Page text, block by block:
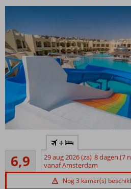
sprookje!
Direct aan
6,9Ruim voldoende
49
beoordelingen
+
29 aug 2026 (za) 8 dagen (7
vanaf Amsterdam
Nog 3 kamer(s)